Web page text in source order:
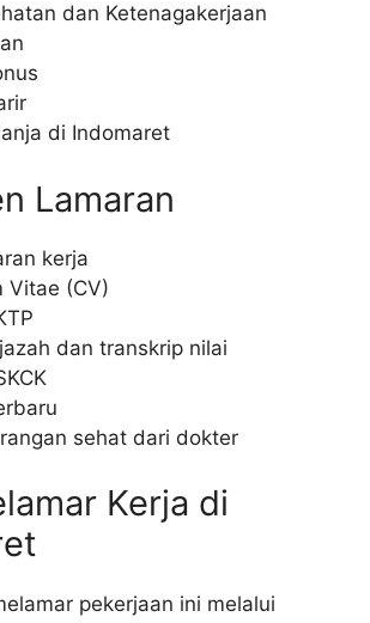
dan Ketenagakerjaan
di Indomaret
Lamaran
kerja
Vitae (CV)
dan transkrip nilai
sehat dari dokter
Kerja di
pekerjaan ini melalui